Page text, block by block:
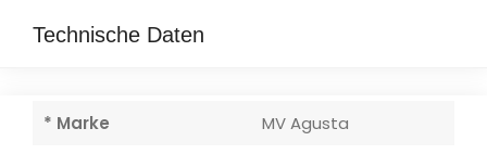
Technische Daten
* Marke
MV Agusta